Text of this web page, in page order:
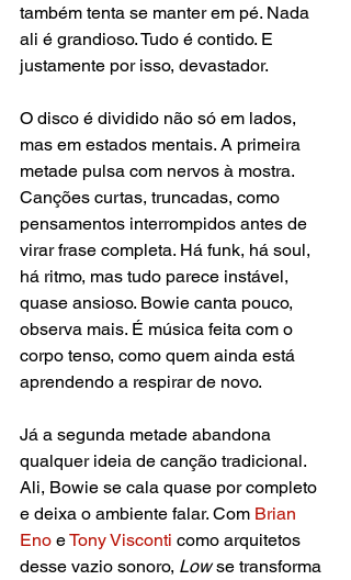
também tenta se manter em pé. Nada
ali é grandioso. Tudo é contido. E
justamente por isso, devastador.
O disco é dividido não só em lados,
mas em estados mentais. A primeira
metade pulsa com nervos à mostra.
Canções curtas, truncadas, como
pensamentos interrompidos antes de
virar frase completa. Há funk, há soul,
há ritmo, mas tudo parece instável,
quase ansioso. Bowie canta pouco,
observa mais. É música feita com o
corpo tenso, como quem ainda está
aprendendo a respirar de novo.
Já a segunda metade abandona
qualquer ideia de canção tradicional.
Ali, Bowie se cala quase por completo
e deixa o ambiente falar. Com Brian
Eno e Tony Visconti como arquitetos
desse vazio sonoro, Low se transforma